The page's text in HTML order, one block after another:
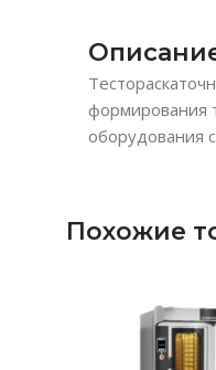
формирования
оборудования
Похожие